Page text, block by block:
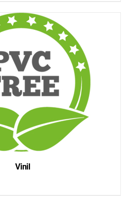
DETAILS
Vinil